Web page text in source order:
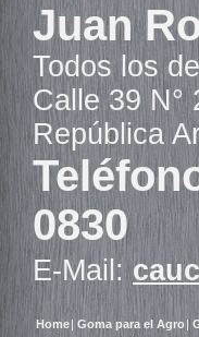
Juan
Todos los
Calle 39 N°
República
0830
E-Mail:
Home | Goma para el Agro |